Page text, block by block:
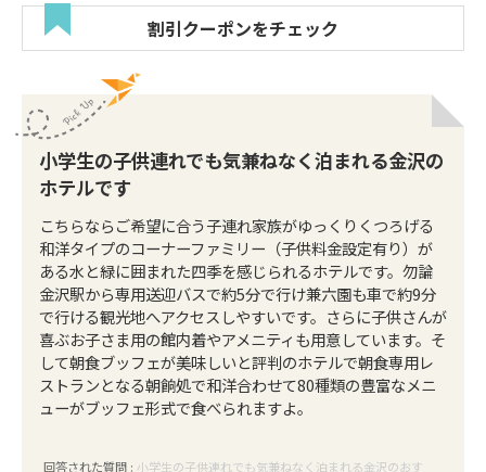
割引クーポンをチェック
小学生の子供連れでも気兼ねなく泊まれる金沢の
ホテルです
こちらならご希望に合う子連れ家族がゆっくりくつろげる
和洋タイプのコーナーファミリー（子供料金設定有り）が
ある水と緑に囲まれた四季を感じられるホテルです。勿論
金沢駅から専用送迎バスで約5分で行け兼六園も車で約9分
で行ける観光地へアクセスしやすいです。さらに子供さんが
喜ぶお子さま用の館内着やアメニティも用意しています。そ
して朝食ブッフェが美味しいと評判のホテルで朝食専用レ
ストランとなる朝餉処で和洋合わせて80種類の豊富なメニ
ューがブッフェ形式で食べられますよ。
回答された質問 : 小学生の子供連れでも気兼ねなく泊まれる金沢のおす